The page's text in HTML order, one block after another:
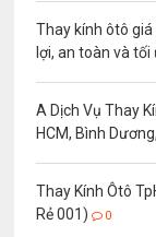
Thay kính ôtô giá
lợi, an toàn và
A Dịch Vụ Thay
HCM, Bình
Thay Kính Ôtô
Rẻ 001)
0